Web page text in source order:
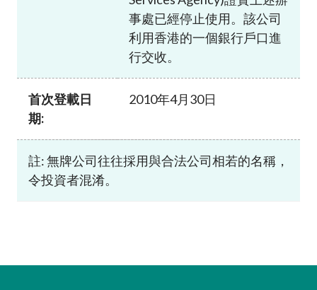
事處已經停止使用。該公司
利用香港的一個銀行戶口進
行交收。
首次登載日
期:
2010年4月30日
註: 無牌公司往往採用與合法公司相若的名稱，
令投資者混淆。